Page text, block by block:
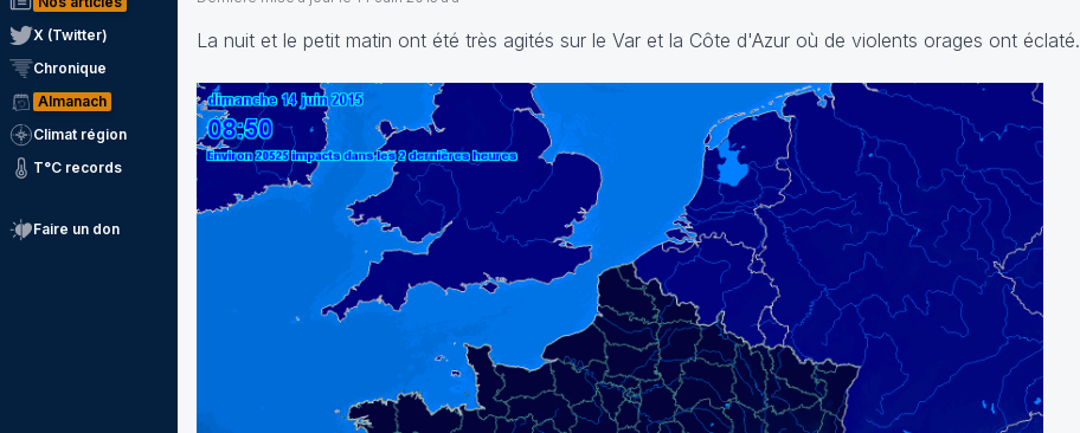
X (Twitter)
Chronique
Almanach
Climat région
T°C records
Faire un don
La nuit et le petit matin ont été très agités sur le Var et la Côte d'Azur où de violents orages ont éclaté.